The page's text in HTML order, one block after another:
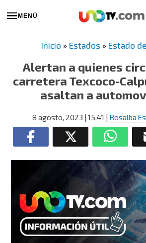
MENÚ
Inicio » Estados » Estado
Alertan a quienes
carretera Texcoco-
asaltan a
8 agosto, 2023 | 15:41 | Rosalba